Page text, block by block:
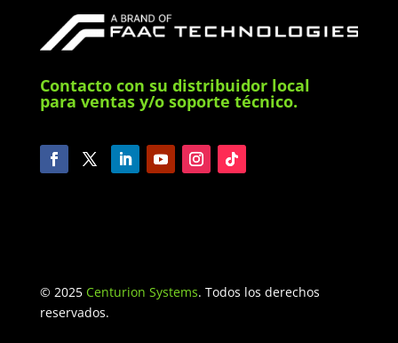
Contacto con su distribuidor local
para ventas y/o soporte técnico.
© 2025 Centurion Systems. Todos los derechos
reservados.